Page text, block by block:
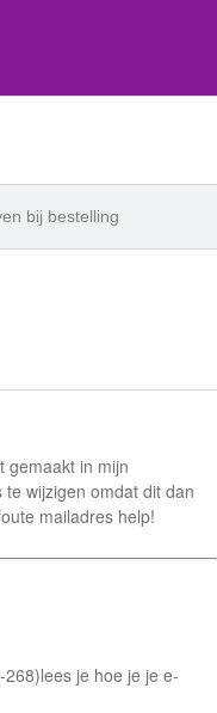
bij bestelling
gemaakt in mijn
wijzigen omdat dit dan
mailadres help!
je hoe je je e-